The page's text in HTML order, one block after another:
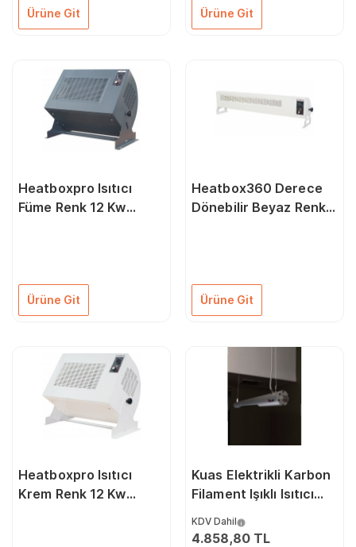
Ürüne Git Ürüne Git
Heatboxpro Isıtıcı
Füme Renk 12 Kw
Ürüne Git
Heatbox360 Derece
Dönebilir Beyaz Renk
Ürüne Git
Heatboxpro Isıtıcı
Krem Renk 12 Kw
Kuas Elektrikli Karbon
Filament Işıklı Isıtıcı
İnfrared Isıtıcı
KDV Dahil
4.858,80 TL